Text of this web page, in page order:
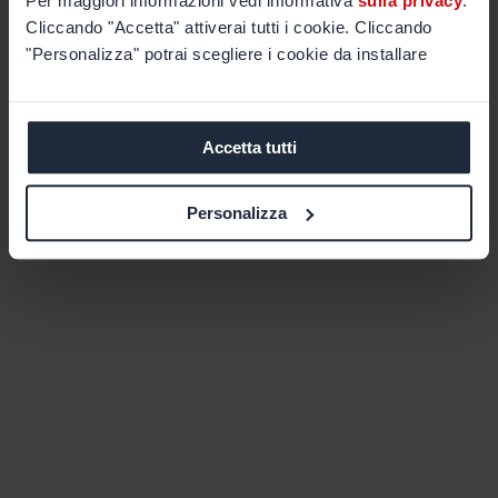
Cliccando "Accetta" attiverai tutti i cookie. Cliccando
"Personalizza" potrai scegliere i cookie da installare
Accetta tutti
Personalizza